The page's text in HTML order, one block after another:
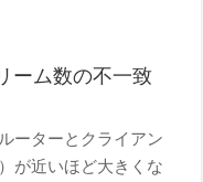
ーム数の不一致
ーターとクライアン
が近いほど大きくな